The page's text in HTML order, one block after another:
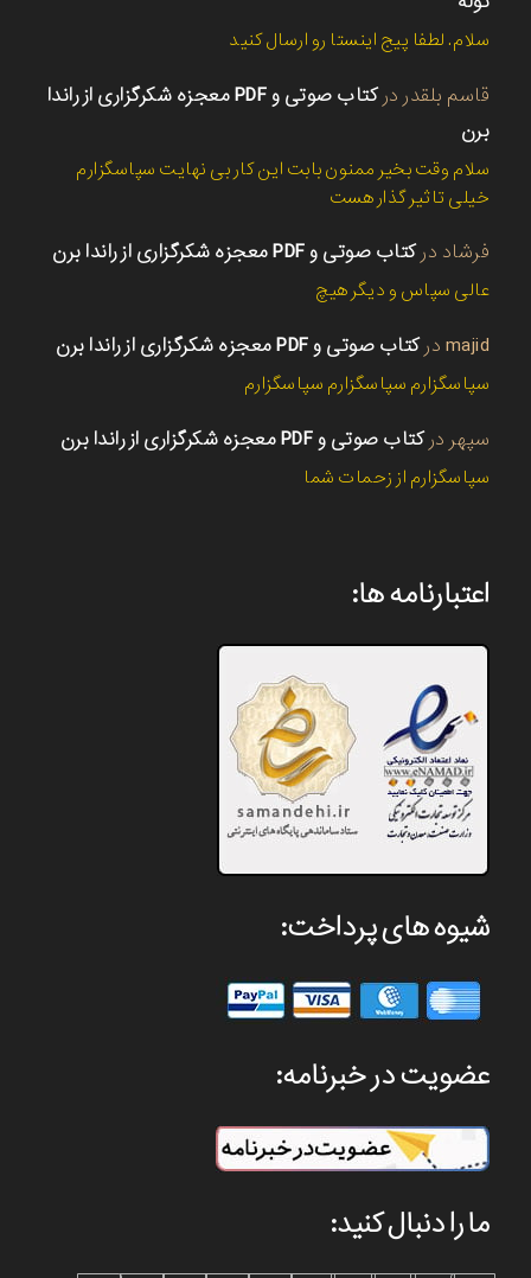
سلام. لطفا پیج اینستا رو ارسال کنید
قاسم بلقدر در
کتاب صوتی و PDF معجزه شکرگزاری از راندا
برن
سلام وقت بخیر ممنون بابت این کار بی نهایت سپاسگزارم
خیلی تاثیر گذار هست
فرشاد درکتاب صوتی و PDF معجزه شکرگزاری از راندا برن
عالی سپاس و دیگر هیچ
majid درکتاب صوتی و PDF معجزه شکرگزاری از راندا برن
سپاسگزارم سپاسگزارم سپاسگزارم
سپهر درکتاب صوتی و PDF معجزه شکرگزاری از راندا برن
سپاسگزارم از زحمات شما
اعتبارنامه ها:
شیوه های پرداخت:
عضویت در خبرنامه:
ما را دنبال کنید: